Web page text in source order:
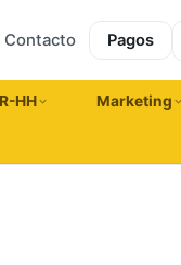
Contacto Pagos
HH Marketing